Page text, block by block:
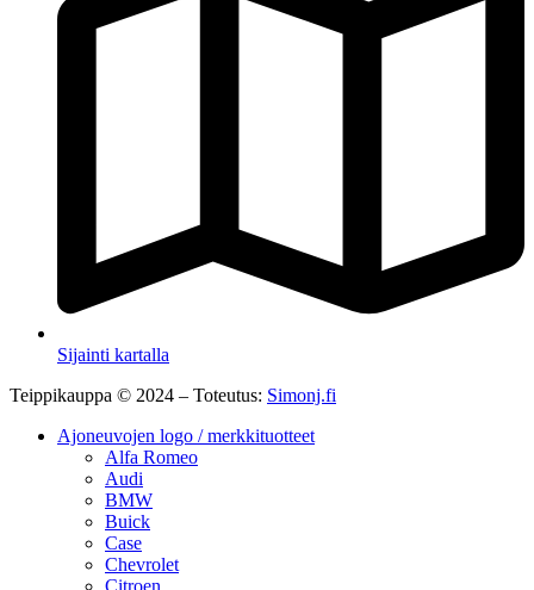
Sijainti kartalla
Teippikauppa © 2024 – Toteutus: Simonj.fi
Ajoneuvojen logo / merkkituotteet
Alfa Romeo
Audi
BMW
Buick
Case
Chevrolet
Citroen